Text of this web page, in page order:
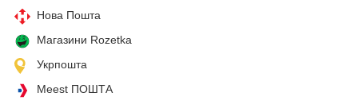
Нова Пошта
Магазини Rozetka
Укрпошта
Meest ПОШТА